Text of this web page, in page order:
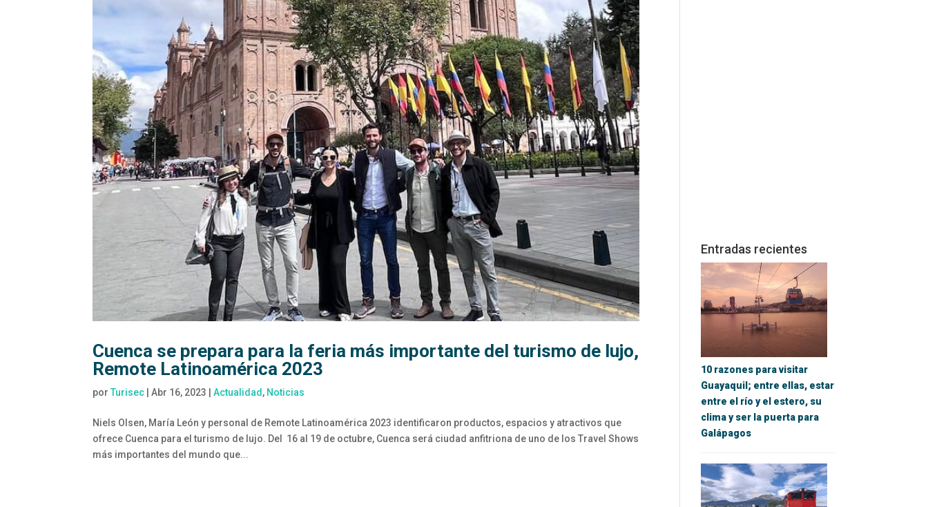
Cuenca se prepara para la feria más importante del turismo de lujo,
Remote Latinoamérica 2023
porTurisec |Abr 16, 2023 |Actualidad , Noticias
Niels Olsen, María León y personal de Remote Latinoamérica 2023 identificaron productos, espacios y atractivos que
ofrece Cuenca para el turismo de lujo. Del 16 al 19 de octubre, Cuenca será ciudad anfitriona de uno de los Travel Shows
más importantes del mundo que...
Entradas recientes
10 razones para visitar
Guayaquil; entre ellas, estar
entre el río y el estero, su
clima y ser la puerta para
Galápagos